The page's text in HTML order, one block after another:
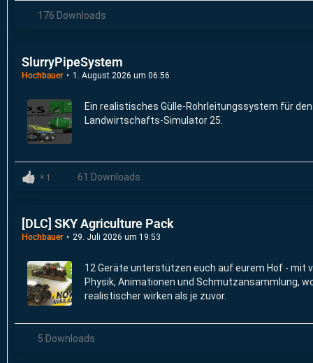
176 Downloads
SlurryPipeSystem
Hochbauer 1. August 2026 um 06:56
Ein realistisches Gülle-Rohrleitungssystem für den
Landwirtschafts-Simulator 25.
1 61 Downloads
[DLC] SKY Agriculture Pack
Hochbauer 29. Juli 2026 um 19:53
12 Geräte unterstützen euch auf eurem Hof - mit
Physik, Animationen und Schmutzansammlung,
realistischer wirken als je zuvor.
5 Downloads